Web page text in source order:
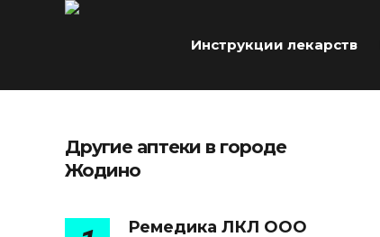
Инструкции лекарств
Другие аптеки в городе
Жодино
Ремедика ЛКЛ ООО